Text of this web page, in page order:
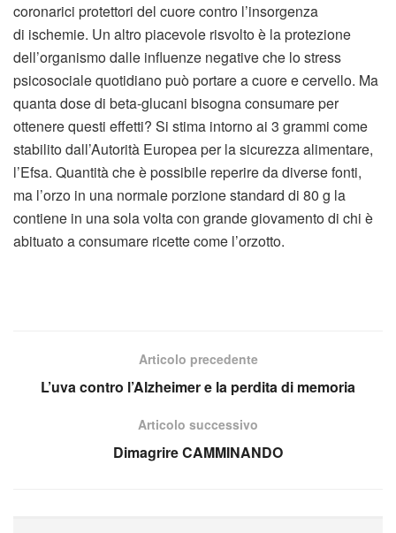
coronarici protettori del cuore contro l’insorgenza
di ischemie. Un altro piacevole risvolto è la protezione
dell’organismo dalle influenze negative che lo stress
psicosociale quotidiano può portare a cuore e cervello. Ma
quanta dose di beta-glucani bisogna consumare per
ottenere questi effetti? Si stima intorno ai 3 grammi come
stabilito dall’Autorità Europea per la sicurezza alimentare,
l’Efsa. Quantità che è possibile reperire da diverse fonti,
ma l’orzo in una normale porzione standard di 80 g la
contiene in una sola volta con grande giovamento di chi è
abituato a consumare ricette come l’orzotto.
Articolo precedente
L’uva contro l’Alzheimer e la perdita di memoria
Articolo successivo
Dimagrire CAMMINANDO